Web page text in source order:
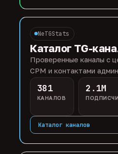
NeTGStats
Каталог TG-
Проверенные каналы с
CPM и контактами
381
КАНАЛОВ
2.1M
Каталог каналов